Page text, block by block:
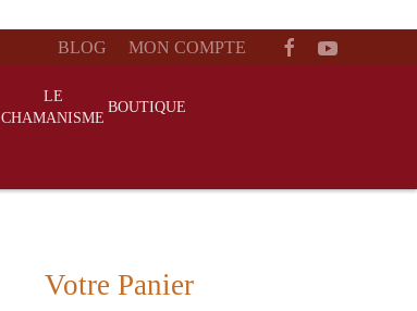
BLOG MON COMPTE
LE
CHAMANISME
BOUTIQUE
Votre Panier